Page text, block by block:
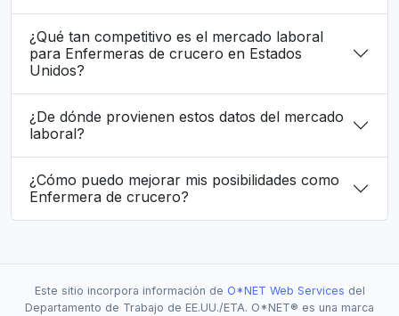
¿Qué tan competitivo es el mercado laboral
para Enfermeras de crucero en Estados
Unidos?
¿De dónde provienen estos datos del mercado
laboral?
¿Cómo puedo mejorar mis posibilidades como
Enfermera de crucero?
Este sitio incorpora información de O*NET Web Services del
Departamento de Trabajo de EE.UU./ETA. O*NET® es una marca